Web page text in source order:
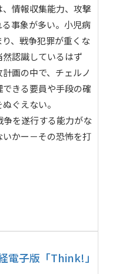
、情報収集能力、攻撃
事象が多い。小児病
、戦争犯罪が重くな
認識しているはず
画の中で、チェルノ
きる要員や手段の確
ぐえない。
争を遂行する能力がな
かー－その恐怖を打
電子版「Think!」